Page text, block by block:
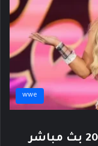
wwe
عرض سماك داون الأخير 2-5-2025 بث مباشر